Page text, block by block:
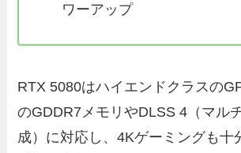
ワーアップ
RTX 5080はハイエンドクラスの
のGDDR7メモリやDLSS 4（マル
成）に対応し、4Kゲーミングも十